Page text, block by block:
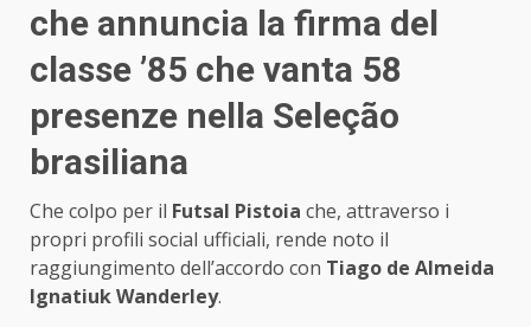
che annuncia la firma del
classe ’85 che vanta 58
presenze nella Seleção
brasiliana
Che colpo per il Futsal Pistoia che, attraverso i
propri profili social ufficiali, rende noto il
raggiungimento dell’accordo con Tiago de Almeida
Ignatiuk Wanderley.